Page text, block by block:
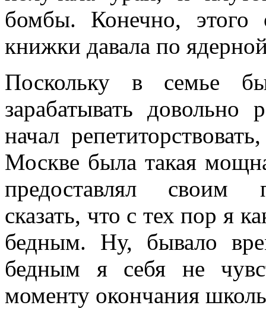
бомбы. Конечно, этого
книжки давала по
Поскольку в семье
зарабатывать
начал
Москве была такая
предоставлял своим
сказать, что с тех пор я
бедным. Ну, бывало
бедным я себя не
моменту окончания